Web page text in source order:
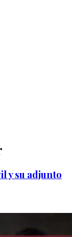
y su adjunto